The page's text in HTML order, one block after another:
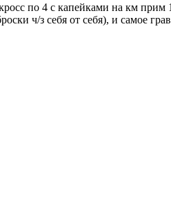
по 4 с капейками на км прим
ч/з себя от себя), и самое